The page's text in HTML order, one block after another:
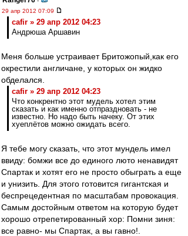
29 апр 2012 07:09
cafir » 29 апр 2012 04:23
Андрюша Аршавин
Меня больше устраивает Бритожопый,как его
окрестили англичане, у которых он жидко
обделался.
cafir » 29 апр 2012 04:23
Что конкрентно этот мудель хотел этим
сказать и как именно отпраздновать - не
известно. Но надо быть начеку. От этих
хуеплётов можно ожидать всего.
Я тебе могу сказать, что этот мундель имел
ввиду: бомжи все до единого люто ненавидят
Спартак и хотят его не просто обыграть а еще
и унизить. Для этого готовится гигантская и
беспрецедентная по масштабам провокация.
Самым достойным ответом на которую будет
хорошо отрепетированный хор: Помни зиня:
все равно- мы Спартак, а вы гавно!.